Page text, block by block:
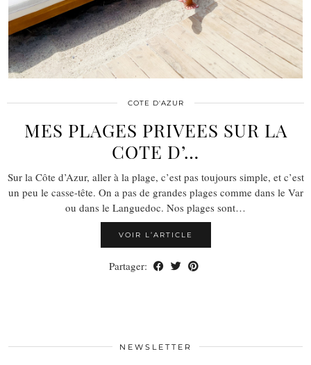
COTE D'AZUR
MES PLAGES PRIVEES SUR LA
COTE D’…
Sur la Côte d’Azur, aller à la plage, c’est pas toujours simple, et c’est
un peu le casse-tête. On a pas de grandes plages comme dans le Var
ou dans le Languedoc. Nos plages sont…
VOIR L’ARTICLE
Partager:
NEWSLETTER